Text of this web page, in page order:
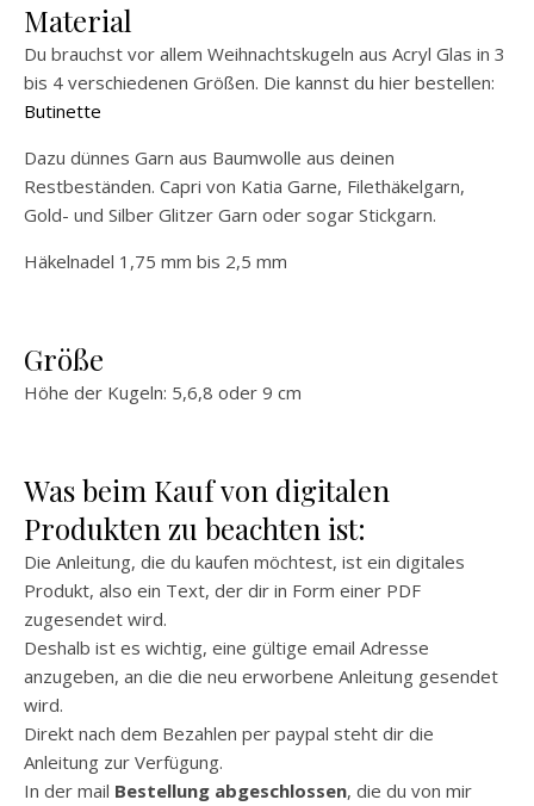
Material
Du brauchst vor allem Weihnachtskugeln aus Acryl Glas in 3
bis 4 verschiedenen Größen. Die kannst du hier bestellen:
Butinette
Dazu dünnes Garn aus Baumwolle aus deinen
Restbeständen. Capri von Katia Garne, Filethäkelgarn,
Gold- und Silber Glitzer Garn oder sogar Stickgarn.
Häkelnadel 1,75 mm bis 2,5 mm
Größe
Höhe der Kugeln: 5,6,8 oder 9 cm
Was beim Kauf von digitalen
Produkten zu beachten ist:
Die Anleitung, die du kaufen möchtest, ist ein digitales
Produkt, also ein Text, der dir in Form einer PDF
zugesendet wird.
Deshalb ist es wichtig, eine gültige email Adresse
anzugeben, an die die neu erworbene Anleitung gesendet
wird.
Direkt nach dem Bezahlen per paypal steht dir die
Anleitung zur Verfügung.
In der mail Bestellung abgeschlossen, die du von mir